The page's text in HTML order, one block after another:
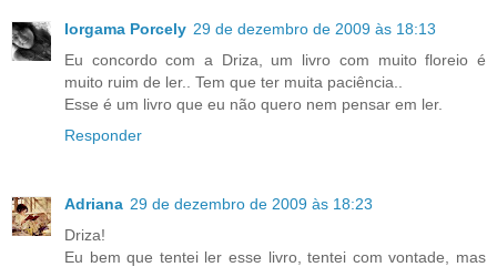
Iorgama Porcely 29 de dezembro de 2009 às 18:13
Eu concordo com a Driza, um livro com muito floreio é
muito ruim de ler.. Tem que ter muita paciência..
Esse é um livro que eu não quero nem pensar em ler.
Responder
Adriana 29 de dezembro de 2009 às 18:23
Driza!
Eu bem que tentei ler esse livro, tentei com vontade, mas